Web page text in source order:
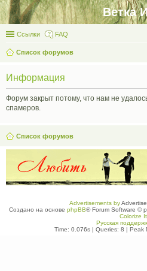
Ветка
Ссылки FAQ
Список форумов
Информация
Форум закрыт потому, что нам не
спамеров.
Список форумов
Advertisements by
Создано на основе phpBB® Forum Software ©
Colorize It.
Русская
Time: 0.076s| Queries: 8 | Peak